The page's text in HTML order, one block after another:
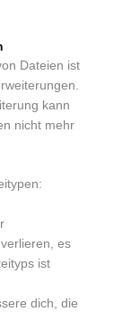
Dateien ist
kann
nicht mehr
es
ist
dich, die